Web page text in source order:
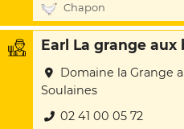
Chapon
Earl La grange aux
Domaine la Grange
Soulaines
02 41 00 05 72